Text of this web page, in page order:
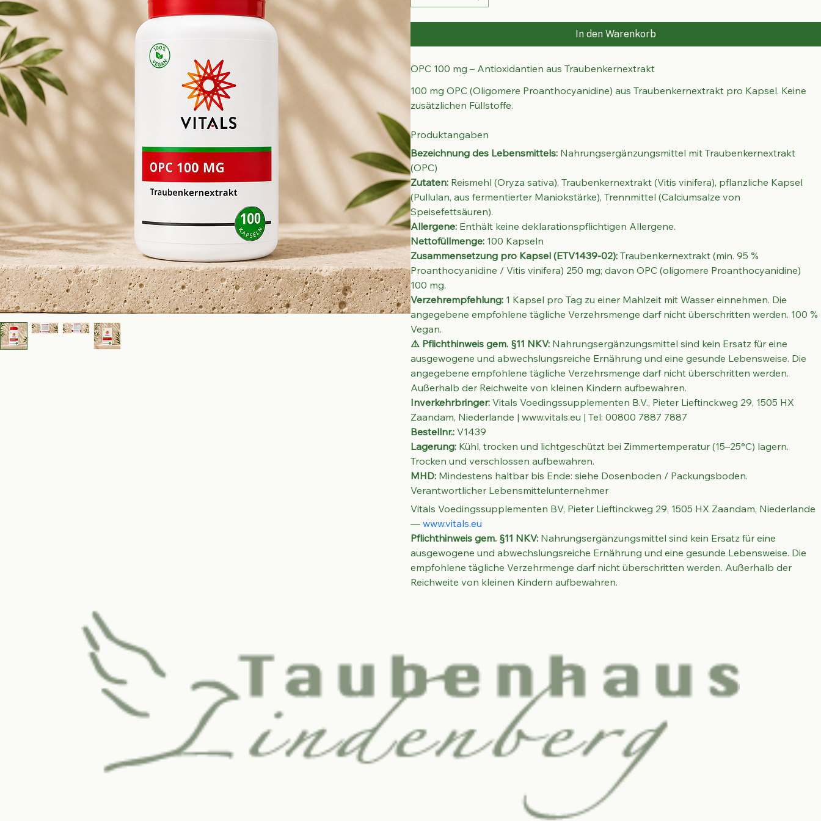
In den Warenkorb
OPC 100 mg – Antioxidantien aus Traubenkernextrakt
100 mg OPC (Oligomere Proanthocyanidine) aus Traubenkernextrakt pro Kapsel. Keine
zusätzlichen Füllstoffe.
Produktangaben
Bezeichnung des Lebensmittels: Nahrungsergänzungsmittel mit Traubenkernextrakt
(OPC)
Zutaten: Reismehl (Oryza sativa), Traubenkernextrakt (Vitis vinifera), pflanzliche Kapsel
(Pullulan, aus fermentierter Maniokstärke), Trennmittel (Calciumsalze von
Speisefettsäuren).
Allergene: Enthält keine deklarationspflichtigen Allergene.
Nettofüllmenge: 100 Kapseln
Zusammensetzung pro Kapsel (ETV1439-02): Traubenkernextrakt (min. 95 %
Proanthocyanidine / Vitis vinifera) 250 mg; davon OPC (oligomere Proanthocyanidine)
100 mg.
Verzehrempfehlung: 1 Kapsel pro Tag zu einer Mahlzeit mit Wasser einnehmen. Die
angegebene empfohlene tägliche Verzehrsmenge darf nicht überschritten werden. 100 %
Vegan.
⚠️ Pflichthinweis gem. §11 NKV: Nahrungsergänzungsmittel sind kein Ersatz für eine
ausgewogene und abwechslungsreiche Ernährung und eine gesunde Lebensweise. Die
angegebene empfohlene tägliche Verzehrsmenge darf nicht überschritten werden.
Außerhalb der Reichweite von kleinen Kindern aufbewahren.
Inverkehrbringer: Vitals Voedingssupplementen B.V., Pieter Lieftinckweg 29, 1505 HX
Zaandam, Niederlande | www.vitals.eu | Tel: 00800 7887 7887
Bestellnr.: V1439
Lagerung: Kühl, trocken und lichtgeschützt bei Zimmertemperatur (15–25°C) lagern.
Trocken und verschlossen aufbewahren.
MHD: Mindestens haltbar bis Ende: siehe Dosenboden / Packungsboden.
Verantwortlicher Lebensmittelunternehmer
Vitals Voedingssupplementen BV, Pieter Lieftinckweg 29, 1505 HX Zaandam, Niederlande
— www.vitals.eu
Pflichthinweis gem. §11 NKV: Nahrungsergänzungsmittel sind kein Ersatz für eine
ausgewogene und abwechslungsreiche Ernährung und eine gesunde Lebensweise. Die
empfohlene tägliche Verzehrmenge darf nicht überschritten werden. Außerhalb der
Reichweite von kleinen Kindern aufbewahren.